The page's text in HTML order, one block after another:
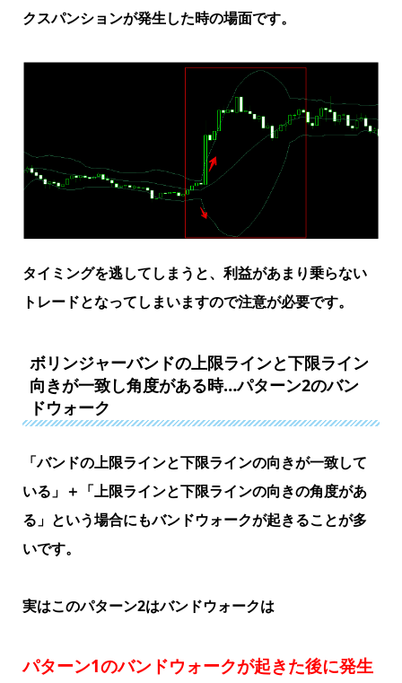
クスパンションが発生した時の場面です。
タイミングを逃してしまうと、利益があまり乗らない
トレードとなってしまいますので注意が必要です。
ボリンジャーバンドの上限ラインと下限ライン
向きが一致し角度がある時…パターン2のバン
ドウォーク
「バンドの上限ラインと下限ラインの向きが一致して
いる」＋「上限ラインと下限ラインの向きの角度があ
る」という場合にもバンドウォークが起きることが多
いです。
実はこのパターン2はバンドウォークは
パターン1のバンドウォークが起きた後に発生